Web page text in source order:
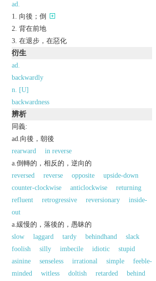
ad.
向後；倒
背在前地
在退步，在惡化
衍生
ad.
backwardly
n. [U]
backwardness
辨析
同義:
ad.向後，朝後
rearward
in reverse
a.倒轉的，相反的，逆向的
reversed
reverse opposite
upside-down
counter-clockwise
anticlockwise
returning
refluent
retrogressive reversionary
inside-
out
a.緩慢的，落後的，愚昧的
slow
laggard tardy behindhand
slack
foolish
silly imbecile idiotic
stupid
asinine
senseless irrational simple
feeble-
minded
witless doltish retarded
behind